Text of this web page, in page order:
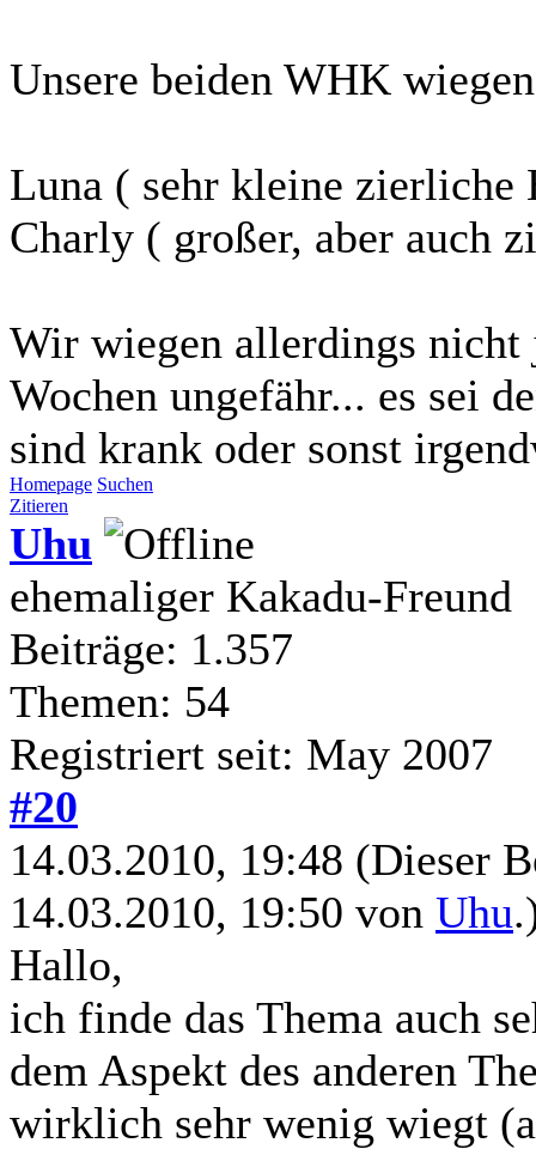
Unsere beiden WHK
Luna ( sehr kleine zierliche
Charly ( großer, aber auch
Wir wiegen allerdings nicht
Wochen ungefähr... es sei
sind krank oder sonst
Homepage Suchen
Zitieren
Uhu
ehemaliger Kakadu-Freund
Beiträge: 1.357
Themen: 54
Registriert seit: May 2007
#20
14.03.2010, 19:48 (Dieser
14.03.2010, 19:50 von Uhu
Hallo,
ich finde das Thema auch
dem Aspekt des anderen
wirklich sehr wenig wiegt